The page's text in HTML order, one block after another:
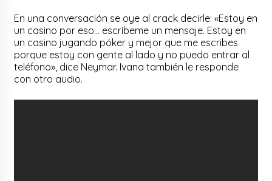
En una conversación se oye al crack decirle: «Estoy en
un casino por eso… escríbeme un mensaje. Estoy en
un casino jugando póker y mejor que me escribes
porque estoy con gente al lado y no puedo entrar al
teléfono», dice Neymar. Ivana también le responde
con otro audio.